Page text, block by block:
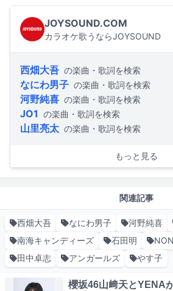
JOYSOUND.COM
カラオケ歌うならJOYSOUND
西畑大吾 の楽曲・歌詞を検索
なにわ男子 の楽曲・歌詞を検索
河野純喜 の楽曲・歌詞を検索
JO1 の楽曲・歌詞を検索
山里亮太 の楽曲・歌詞を検索
もっと見る
関連記事
西畑大吾 なにわ男子 河野純喜
南海キャンディーズ
石田明
田中卓志
アンガールズ やす子
櫻坂46山﨑天とYENA